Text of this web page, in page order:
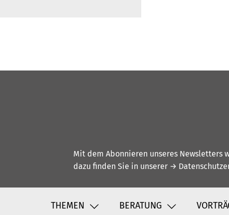
Mit dem Abonnieren unseres Newsletters
dazu finden Sie in unserer →
THEMEN BERATUNG